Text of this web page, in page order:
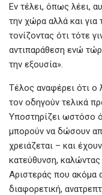
Εν τέλει, όπως λέει,
την χώρα αλλά και για
τονίζοντας ότι τότε
αντιπαράθεση ενώ
την εξουσία».
Τέλος αναφέρει ότι ο
τον οδηγούν τελικά
Υποστηρίζει ωστόσο
μπορούν να δώσουν
χρειάζεται – και
κατεύθυνση,
Αριστεράς που ακόμα
διαφορετική,